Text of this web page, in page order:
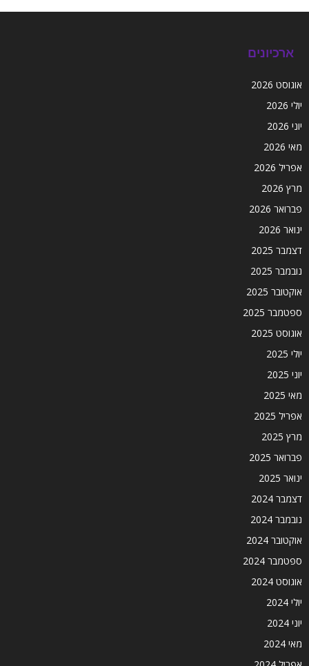
ארכיונים
אוגוסט 2026
יולי 2026
יוני 2026
מאי 2026
אפריל 2026
מרץ 2026
פברואר 2026
ינואר 2026
דצמבר 2025
נובמבר 2025
אוקטובר 2025
ספטמבר 2025
אוגוסט 2025
יולי 2025
יוני 2025
מאי 2025
אפריל 2025
מרץ 2025
פברואר 2025
ינואר 2025
דצמבר 2024
נובמבר 2024
אוקטובר 2024
ספטמבר 2024
אוגוסט 2024
יולי 2024
יוני 2024
מאי 2024